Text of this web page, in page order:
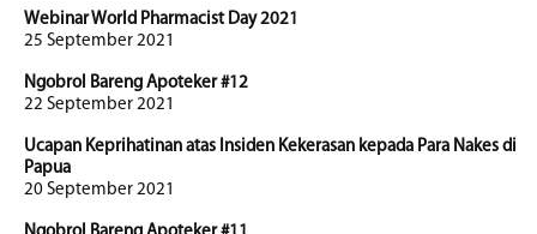
Webinar World Pharmacist Day 2021
25 September 2021
Ngobrol Bareng Apoteker #12
22 September 2021
Ucapan Keprihatinan atas Insiden Kekerasan kepada Para Nakes di
Papua
20 September 2021